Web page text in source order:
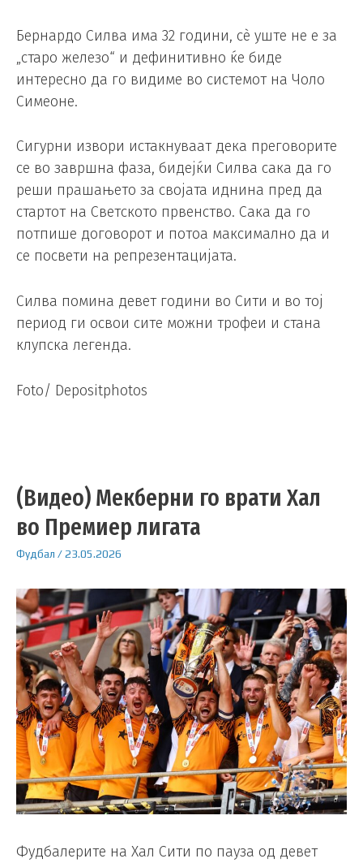
Бернардо Силва има 32 години, сè уште не е за
„старо железо“ и дефинитивно ќе биде
интересно да го видиме во системот на Чоло
Симеоне.
Сигурни извори истакнуваат дека преговорите
се во завршна фаза, бидејќи Силва сака да го
реши прашањето за својата иднина пред да
стартот на Светското првенство. Сака да го
потпише договорот и потоа максимално да и
се посвети на репрезентацијата.
Силва помина девет години во Сити и во тој
период ги освои сите можни трофеи и стана
клупска легенда.
Foto/ Depositphotos
(Видео) Мекберни го врати Хал
во Премиер лигата
Фудбал /23.05.2026
Фудбалерите на Хал Сити по пауза од девет